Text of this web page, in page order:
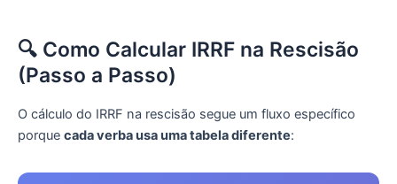
🔍 Como Calcular IRRF na Rescisão
(Passo a Passo)
O cálculo do IRRF na rescisão segue um fluxo específico
porque cada verba usa uma tabela diferente: